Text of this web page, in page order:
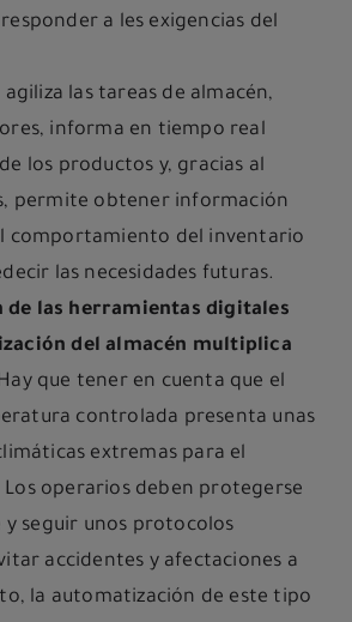
a les exigencias del
las tareas de almacén,
informa en tiempo real
los productos y, gracias al
permite obtener información
comportamiento del inventario
las necesidades futuras.
de las herramientas digitales
del almacén multiplica
que tener en cuenta que el
controlada presenta unas
extremas para el
operarios deben protegerse
y seguir unos protocolos
accidentes y afectaciones a
la automatización de este tipo